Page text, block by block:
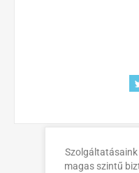
magas szintű